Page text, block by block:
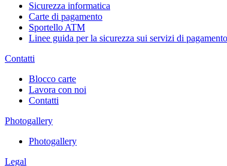
Sicurezza informatica
Carte di pagamento
Sportello ATM
Linee guida per la sicurezza sui servizi di
Contatti
Blocco carte
Lavora con noi
Contatti
Photogallery
Photogallery
Legal